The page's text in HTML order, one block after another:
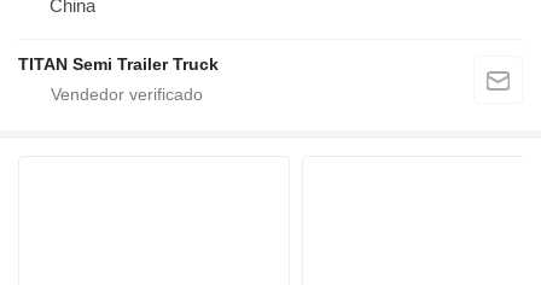
China
TITAN Semi Trailer Truck